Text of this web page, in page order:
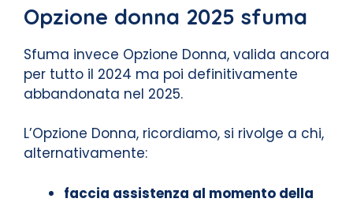
Opzione donna 2025 sfuma
Sfuma invece Opzione Donna, valida ancora
per tutto il 2024 ma poi definitivamente
abbandonata nel 2025.
L’Opzione Donna, ricordiamo, si rivolge a chi,
alternativamente:
faccia assistenza al momento della